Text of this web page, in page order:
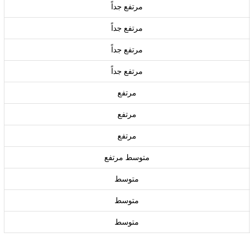
مرتفع جداً
مرتفع جداً
مرتفع جداً
مرتفع جداً
مرتفع
مرتفع
مرتفع
متوسط مرتفع
متوسط
متوسط
متوسط